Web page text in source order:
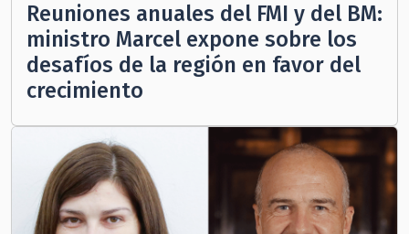
Reuniones anuales del FMI y del BM:
ministro Marcel expone sobre los
desafíos de la región en favor del
crecimiento